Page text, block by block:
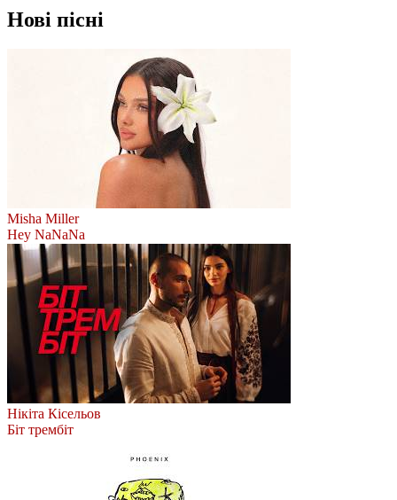
Нові пісні
Misha Miller
Hey NaNaNa
Нікіта Кісельов
Біт трембіт